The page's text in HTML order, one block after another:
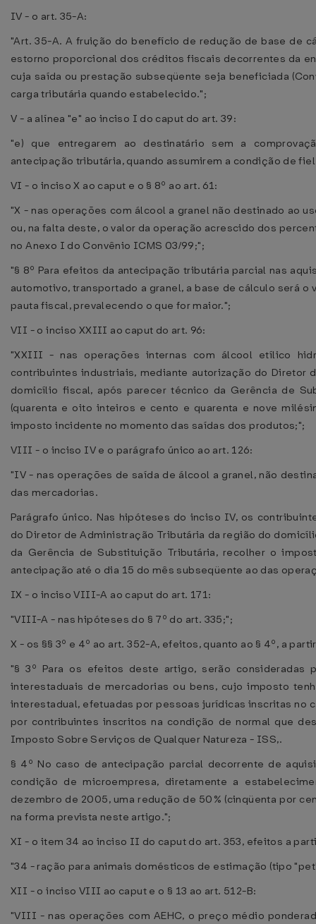
IV - o art. 35-A:
"Art. 35-A. A fruição do benefício de redução de base de
estorno proporcional dos créditos fiscais decorrentes da
cuja saída ou prestação subseqüente seja beneficiada
carga tributária quando estabelecido.";
V - a alínea "e" ao inciso I do caput do art. 39:
"e) que entregarem ao destinatário sem a
antecipação tributária, quando assumirem a condição de
VI - o inciso X ao caput e o § 8º ao art. 61:
"X - nas operações com álcool a granel não destinado ao
ou, na falta deste, o valor da operação acrescido dos
no Anexo I do Convênio ICMS 03/99;";
"§ 8º Para efeitos da antecipação tributária parcial nas
automotivo, transportado a granel, a base de cálculo será
pauta fiscal, prevalecendo o que for maior.";
VII - o inciso XXIII ao caput do art. 96:
"XXIII - nas operações internas com álcool etílico
contribuintes industriais, mediante autorização do Diretor
domicílio fiscal, após parecer técnico da Gerência de
(quarenta e oito inteiros e cento e quarenta e nove
imposto incidente no momento das saídas dos produtos;";
VIII - o inciso IV e o parágrafo único ao art. 126:
"IV - nas operações de saída de álcool a granel, não
das mercadorias.
Parágrafo único. Nas hipóteses do inciso IV, os
do Diretor de Administração Tributária da região do
da Gerência de Substituição Tributária, recolher o
antecipação até o dia 15 do mês subseqüente ao das
IX - o inciso VIII-A ao caput do art. 171:
"VIII-A - nas hipóteses do § 7º do art. 335;";
X - os §§ 3º e 4º ao art. 352-A, efeitos, quanto ao § 4º, a
"§ 3º Para os efeitos deste artigo, serão consideradas
interestaduais de mercadorias ou bens, cujo imposto
interestadual, efetuadas por pessoas jurídicas inscritas no
por contribuintes inscritos na condição de normal que
Imposto Sobre Serviços de Qualquer Natureza - ISS,.
§ 4º No caso de antecipação parcial decorrente de
condição de microempresa, diretamente a
dezembro de 2005, uma redução de 50% (cinqüenta por
na forma prevista neste artigo.";
XI - o item 34 ao inciso II do caput do art. 353, efeitos a
"34 - ração para animais domésticos de estimação (tipo
XII - o inciso VIII ao caput e o § 13 ao art. 512-B:
"VIII - nas operações com AEHC, o preço médio